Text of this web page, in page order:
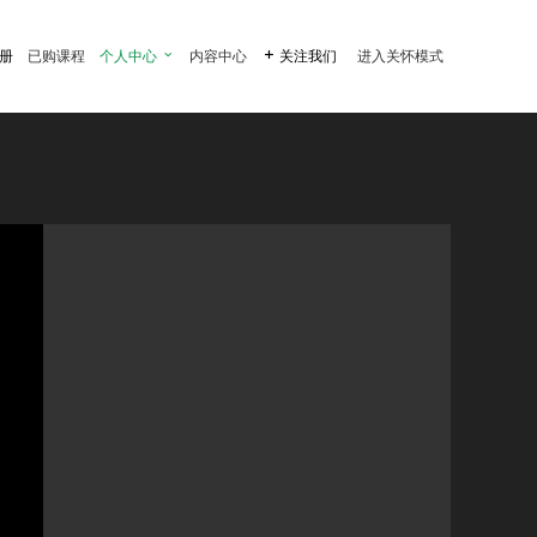
已购课程 个人中心  内容中心  关注我们 进入关怀模式